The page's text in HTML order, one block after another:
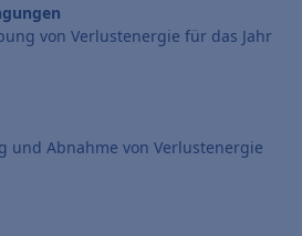
von Verlustenergie für das Jahr
und Abnahme von Verlustenergie